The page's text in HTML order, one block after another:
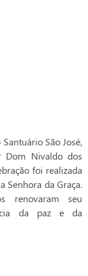
São José,
Dom Nivaldo dos
foi realizada
Senhora da Graça.
renovaram seu
da paz e da